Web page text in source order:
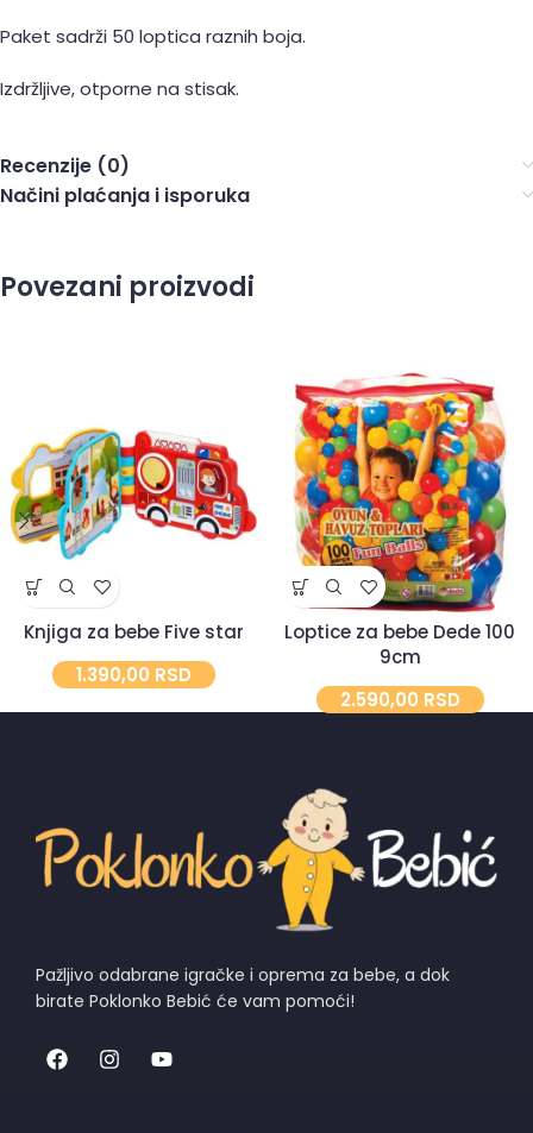
Paket sadrži 50 loptica raznih boja.
Izdržljive, otporne na stisak.
Recenzije (0)
Načini plaćanja i isporuka
Povezani proizvodi
Knjiga za bebe Five star
1.390,00 RSD
Loptice za bebe Dede 100
9cm
2.590,00 RSD
Pažljivo odabrane igračke i oprema za bebe, a dok
birate Poklonko Bebić će vam pomoći!